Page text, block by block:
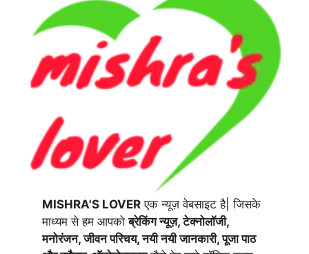
MISHRA'S LOVER एक न्यूज़ वेबसाइट है| जिसके
माध्यम से हम आपकोब्रेकिंग न्यूज़, टेक्नोलॉजी,
मनोरंजन, जीवन परिचय, नयी नयी जानकारी, पूजा पाठ